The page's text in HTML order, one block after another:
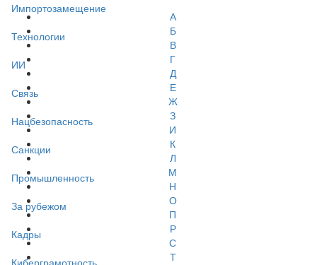
Импортозамещение
Технологии
ИИ
Связь
Нацбезопасность
Санкции
Промышленность
За рубежом
Кадры
Киберграмотность
А
Б
В
Г
Д
Е
Ж
З
И
К
Л
М
Н
О
П
Р
С
Т